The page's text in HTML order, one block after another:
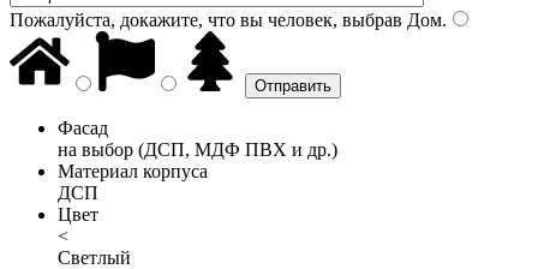
Пожалуйста, докажите, что вы человек, выбрав Дом.
Фасад
на выбор (ДСП, МДФ ПВХ и др.)
Материал корпуса
ДСП
Цвет
<
Светлый